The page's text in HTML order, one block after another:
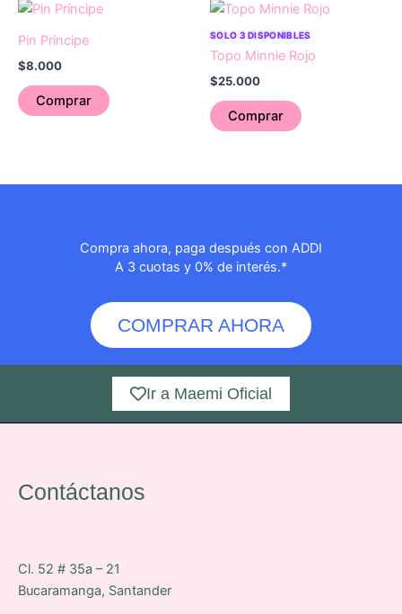
Pin Príncipe
$8.000
Comprar
SOLO 3 DISPONIBLES
Topo Minnie Rojo
$25.000
Comprar
Compra ahora, paga después con ADDI
A 3 cuotas y 0% de interés.*
COMPRAR AHORA
Ir a Maemi Oficial
Contáctanos
Cl. 52 # 35a – 21
Bucaramanga, Santander